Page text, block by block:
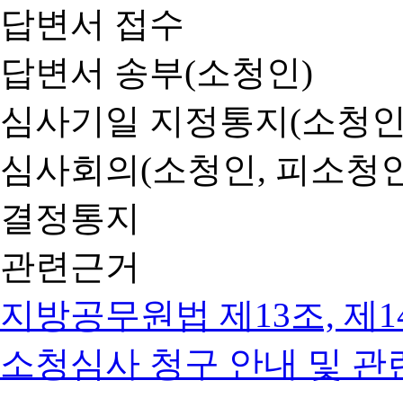
답변서 접수
답변서 송부(소청인)
심사기일 지정통지(소청
심사회의(소청인, 피소청
결정통지
관련근거
지방공무원법 제13조, 제
소청심사 청구 안내 및 관